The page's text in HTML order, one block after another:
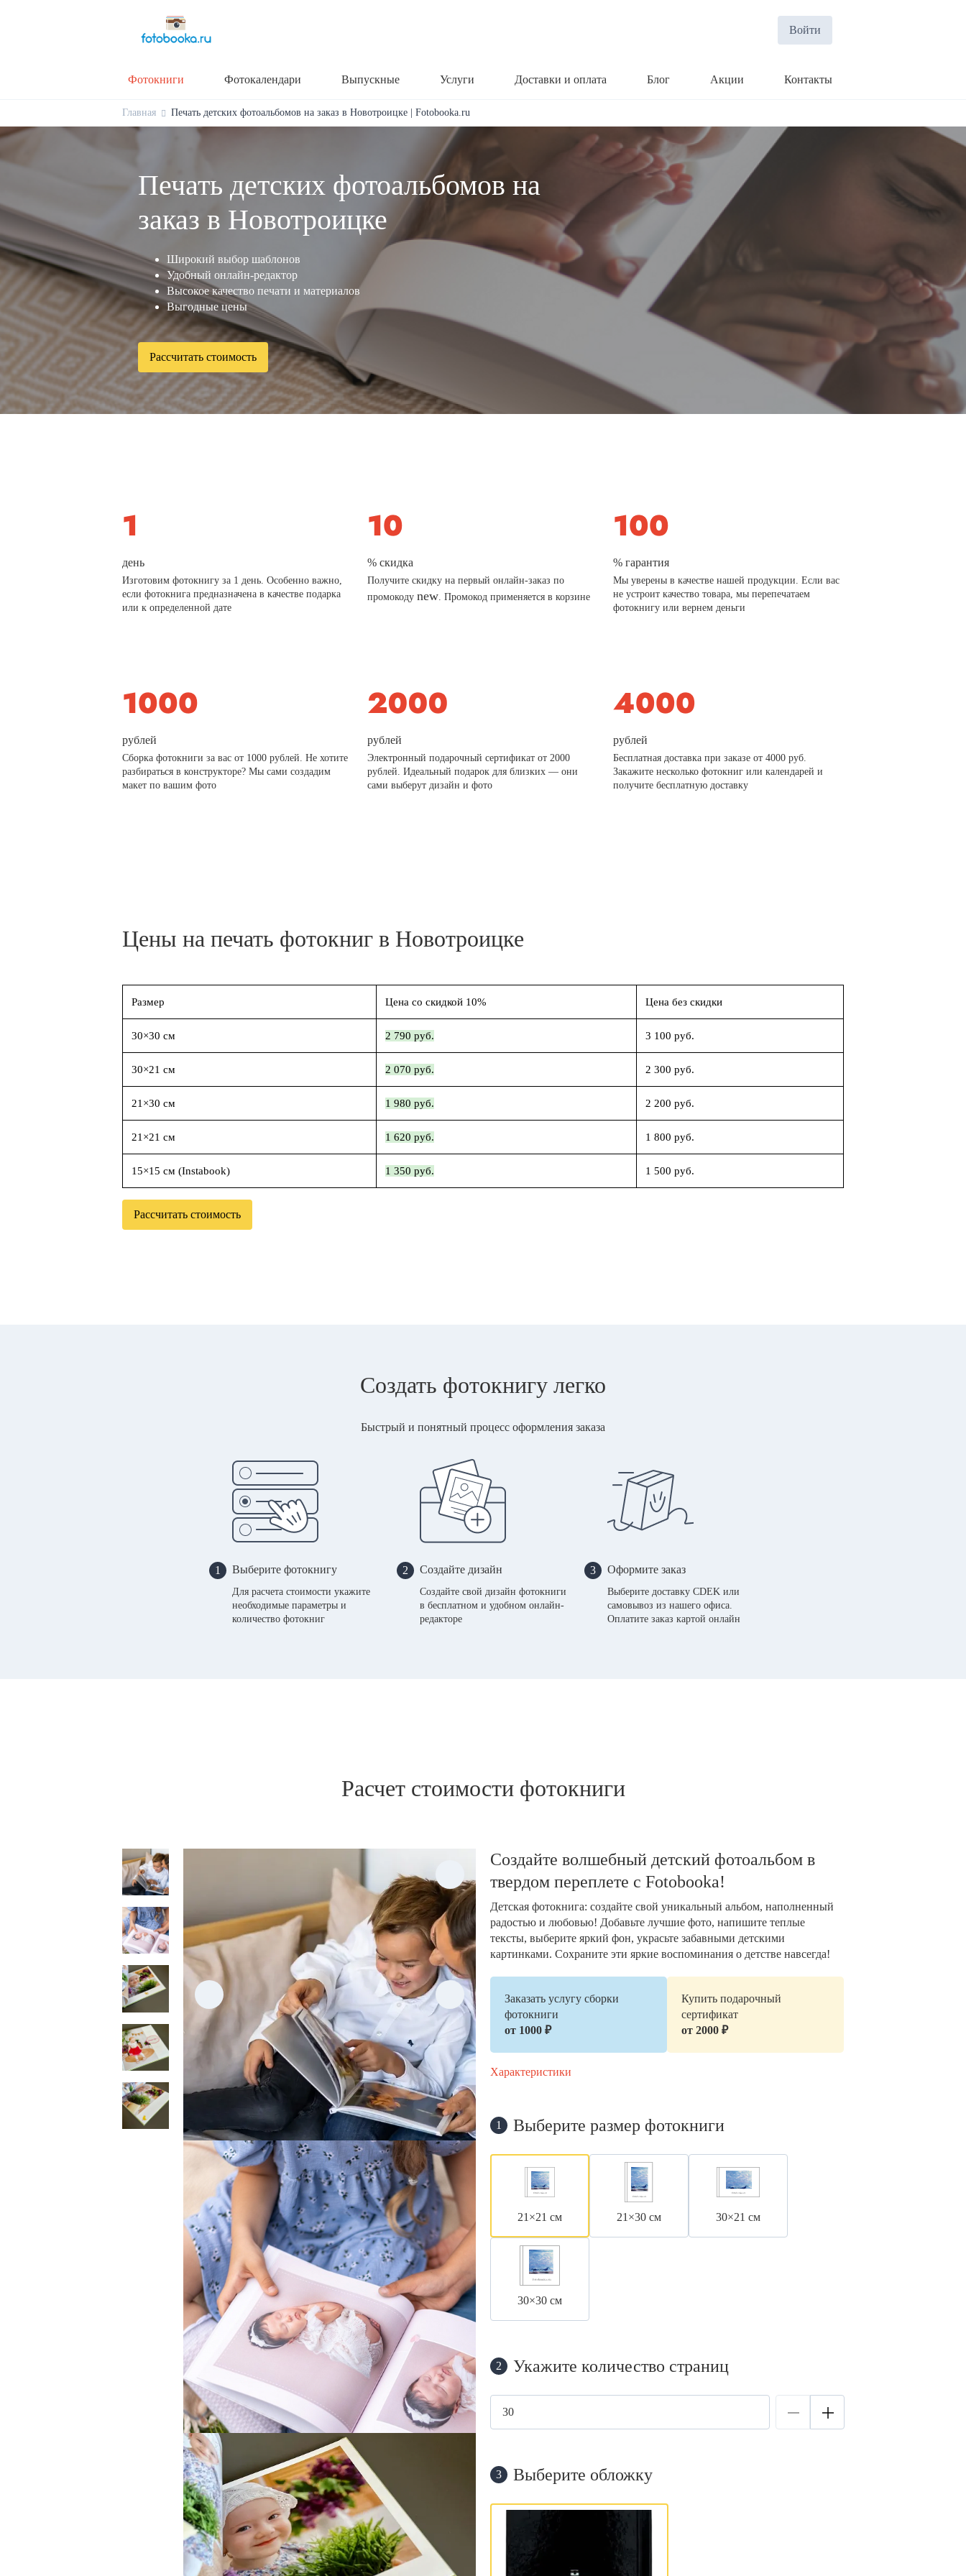
Войти
Фотокниги Фотокалендари Выпускные Услуги Доставки и оплата Блог Акции Контакты
Главная Печать детских фотоальбомов на заказ в Новотроицке | Fotobooka.ru
Печать детских фотоальбомов на
заказ в Новотроицке
Широкий выбор шаблонов
Удобный онлайн-редактор
Высокое качество печати и материалов
Выгодные цены
Рассчитать стоимость
день
Изготовим фотокнигу за 1 день. Особенно важно,
если фотокнига предназначена в качестве подарка
или к определенной дате
% скидка
Получите скидку на первый онлайн-заказ по
промокодуnew . Промокод применяется в корзине
% гарантия
Мы уверены в качестве нашей продукции. Если вас
не устроит качество товара, мы перепечатаем
фотокнигу или вернем деньги
рублей
Сборка фотокниги за вас от 1000 рублей. Не хотите
разбираться в конструкторе? Мы сами создадим
макет по вашим фото
рублей
Электронный подарочный сертификат от 2000
рублей. Идеальный подарок для близких — они
сами выберут дизайн и фото
рублей
Бесплатная доставка при заказе от 4000 руб.
Закажите несколько фотокниг или календарей и
получите бесплатную доставку
Цены на печать фотокниг в Новотроицке
Размер Цена со скидкой 10% Цена без скидки
30×30 см 2 790 руб. 3 100 руб.
30×21 см 2 070 руб. 2 300 руб.
21×30 см 1 980 руб. 2 200 руб.
21×21 см 1 620 руб. 1 800 руб.
15×15 см (Instabook) 1 350 руб. 1 500 руб.
Рассчитать стоимость
Создать фотокнигу легко
Быстрый и понятный процесс оформления заказа
1 Выберите фотокнигу
Для расчета стоимости укажите
необходимые параметры и
количество фотокниг
2 Создайте дизайн
Создайте свой дизайн фотокниги
в бесплатном и удобном онлайн-
редакторе
3 Оформите заказ
Выберите доставку CDEK или
самовывоз из нашего офиса.
Оплатите заказ картой онлайн
Расчет стоимости фотокниги
Создайте волшебный детский фотоальбом в
твердом переплете с Fotobooka!
Детская фотокнига: создайте свой уникальный альбом, наполненный
радостью и любовью! Добавьте лучшие фото, напишите теплые
тексты, выберите яркий фон, украсьте забавными детскими
картинками. Сохраните эти яркие воспоминания о детстве навсегда!
Заказать услугу сборки
фотокниги
от 1000 ₽
Купить подарочный
сертификат
от 2000 ₽
Характеристики
1 Выберите размер фотокниги
21×21 см 21×30 см 30×21 см
30×30 см
2 Укажите количество страниц
3 Выберите обложку